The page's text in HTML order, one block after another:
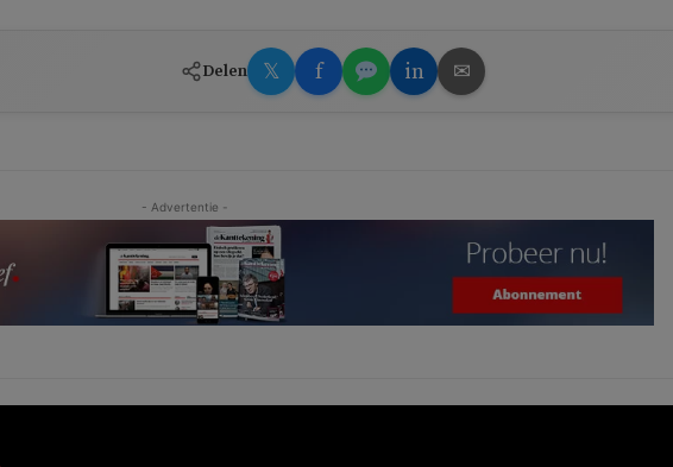
Delen 𝕏 f in ✉
- Advertentie -